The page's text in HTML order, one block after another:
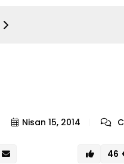
Nisan 15, 2014
46